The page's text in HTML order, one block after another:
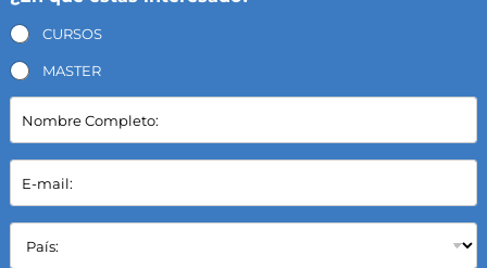
CURSOS
MASTER
N
m
b
e
C
E
m
aP